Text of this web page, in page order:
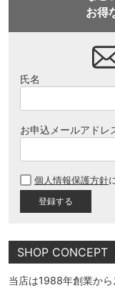
お得
氏名
お申込メールアドレ
個人情報保護方針
SHOP CONCEPT
当店は1988年創業から